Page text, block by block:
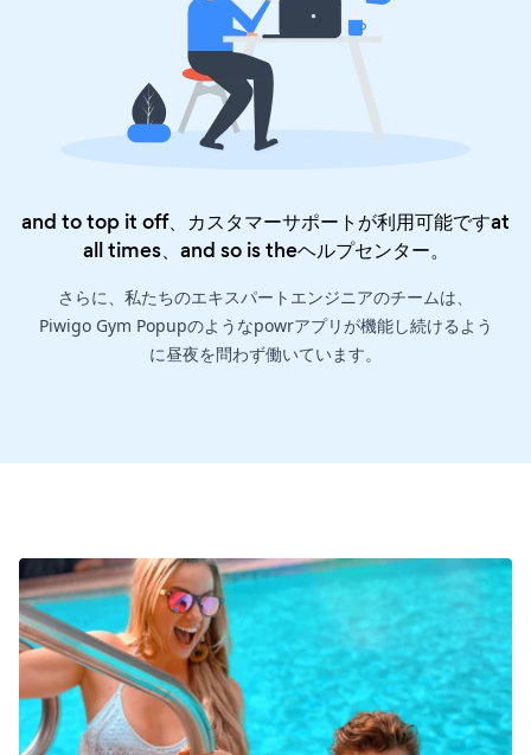
and to top it off、カスタマーサポートが利用可能ですat
all times、and so is theヘルプセンター。
さらに、私たちのエキスパートエンジニアのチームは、
Piwigo Gym Popupのようなpowrアプリが機能し続けるよう
に昼夜を問わず働いています。